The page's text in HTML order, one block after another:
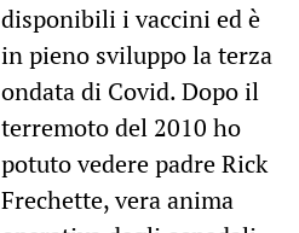
disponibili i vaccini ed è
in pieno sviluppo la terza
ondata di Covid. Dopo il
terremoto del 2010 ho
potuto vedere padre Rick
Frechette, vera anima